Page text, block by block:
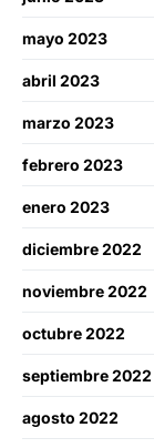
mayo 2023
abril 2023
marzo 2023
febrero 2023
enero 2023
diciembre 2022
noviembre 2022
octubre 2022
septiembre 2022
agosto 2022